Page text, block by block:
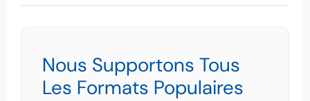
Nous Supportons Tous
Les Formats Populaires